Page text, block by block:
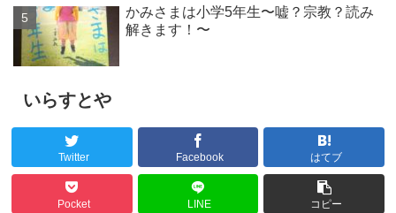
かみさまは小学5年生〜嘘？宗教？読み
解きます！〜
いらすとや
Twitter Facebook はてブ
Pocket LINE コピー